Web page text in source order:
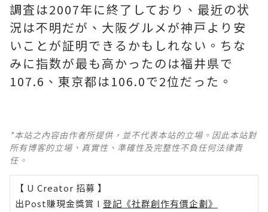
調査は2007年に終了しており、最近の状
況は不明だが、大阪グルメが神戸より安
いことが証明できるかもしれない。ちな
みに指数が最も高かったのは福井県で
107.6、東京都は106.0で2位だった。
*本站之內容由作者所提供，並不代表本站的立場。因此本站對
所有博客的立場、真實性、準確性及完整性不負任何法律責
任。
【 U Creator 招募 】
出Post賺現金獎賞 l 登記《社群創作有價企劃》